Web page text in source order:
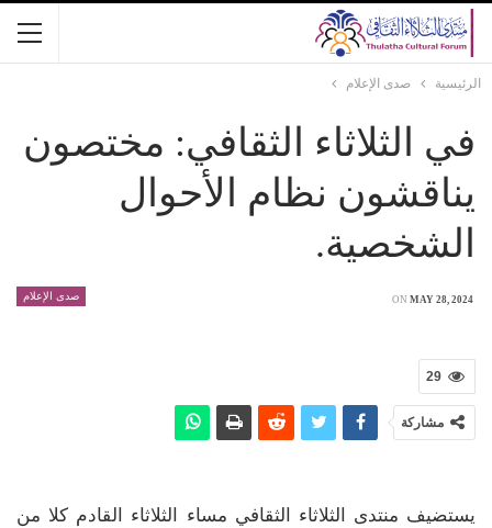
الرئيسية صدى الإعلام
في الثلاثاء الثقافي: مختصون
يناقشون نظام الأحوال
الشخصية.
صدى الإعلام ON MAY 28, 2024
29
مشاركة
يستضيف منتدى الثلاثاء الثقافي مساء الثلاثاء القادم كلا من